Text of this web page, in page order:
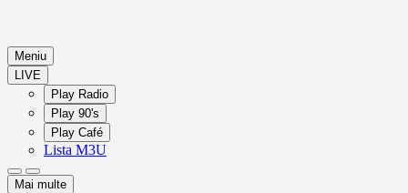
Meniu
LIVE
Play Radio(se
deschide
într-
Play 90's
deschide
într-
o
Play Café(se
deschide
într-
Lista M3U
Aspect
Luminos
Întunecat
Mai multe